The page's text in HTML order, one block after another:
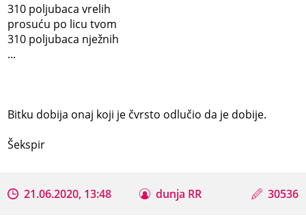
310 poljubaca vrelih
prosuću po licu tvom
310 poljubaca nježnih
...
Bitku dobija onaj koji je čvrsto odlučio da je dobije.
Šekspir
21.06.2020, 13:48 dunja RR 30536